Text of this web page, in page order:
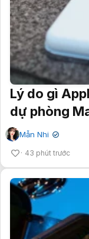
Lý do gì
dự phòng
Mẫn Nhi ✔
43 phút trước